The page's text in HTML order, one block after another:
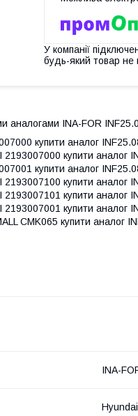
У компанії
будь-який товар не
аналогами INA-FOR
купити аналог
2193007000 купити аналог
купити аналог
2193007100 купити аналог
2193007101 купити аналог
2193007001 купити аналог
CMK065 купити аналог
INA-